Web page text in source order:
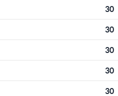
30
30
30
30
30